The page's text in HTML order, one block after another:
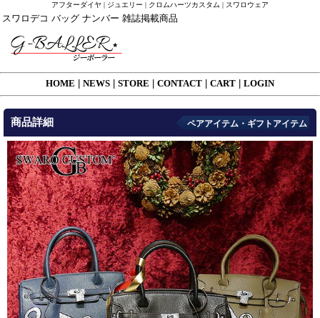
アフターダイヤ | ジュエリー | クロムハーツカスタム | スワロウェア
スワロデコ バッグ ナンバー 雑誌掲載商品
HOME NEWS STORE CONTACT CART LOGIN
商品詳細 ペアアイテム・ギフトアイテム